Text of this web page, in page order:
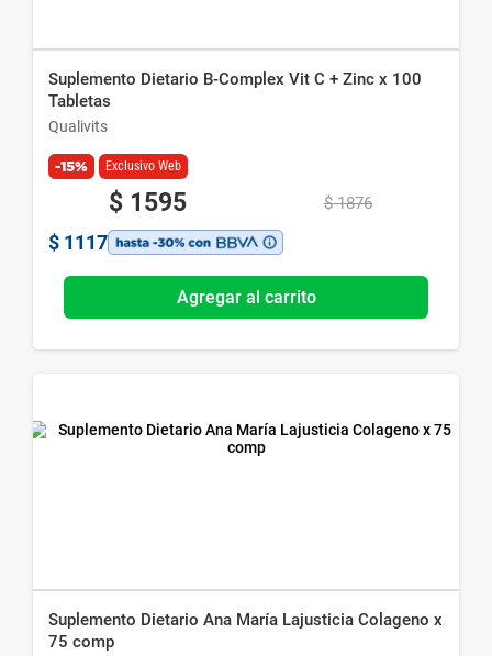
Suplemento Dietario B-Complex Vit C + Zinc x 100
Tabletas
Qualivits
-15% Exclusivo Web
$ 1595 $ 1876
$ 1117
Agregar al carrito
Suplemento Dietario Ana María Lajusticia Colageno x
75 comp